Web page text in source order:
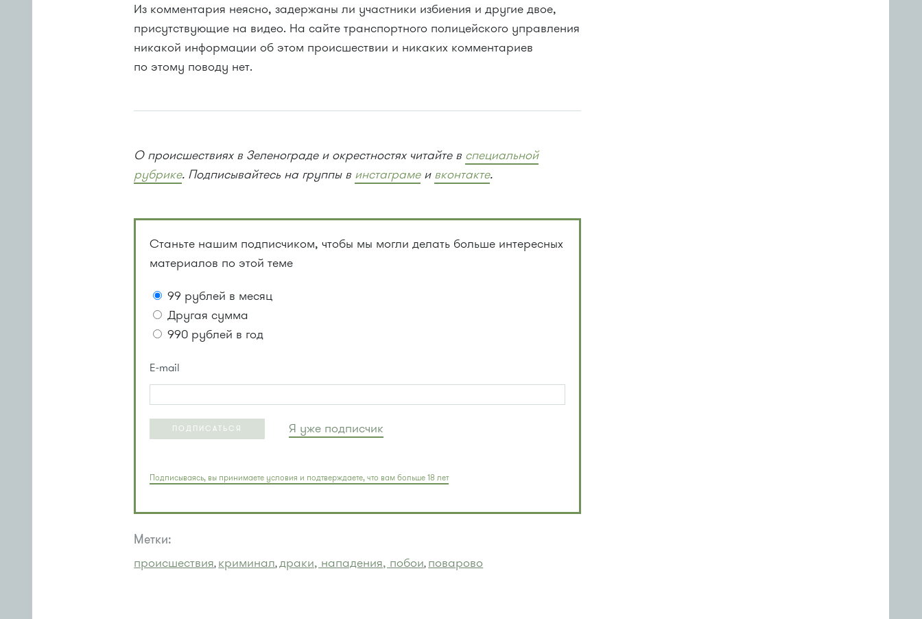
Из комментария неясно, задержаны ли участники избиения и другие двое,
присутствующие на видео. На сайте транспортного полицейского управления
никакой информации об этом происшествии и никаких комментариев
по этому поводу нет.
О происшествиях в Зеленограде и окрестностях читайте в специальной
рубрике. Подписывайтесь на группы в инстаграмеи вконтакте.
Станьте нашим подписчиком, чтобы мы могли делать больше интересных
материалов по этой теме
99 рублей в месяц
Другая сумма
990 рублей в год
E-mail
ПОДПИСАТЬСЯ Я уже подписчик
Подписываясь, вы принимаете условия и подтверждаете, что вам больше 18 лет
Метки:
происшествия, криминал,драки, нападения, побои, поварово